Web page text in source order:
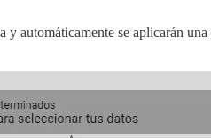
automáticamente se aplicarán